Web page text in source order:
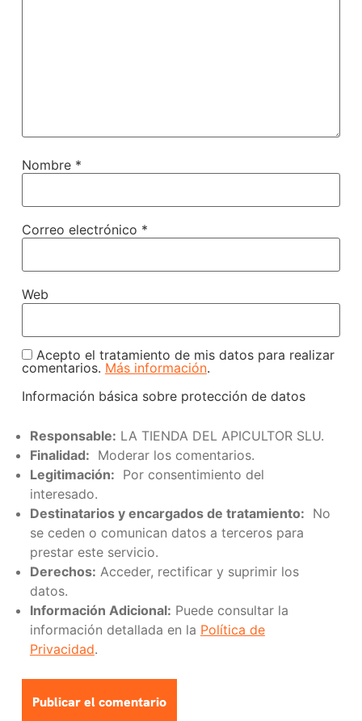
Nombre *
Correo electrónico *
Web
Acepto el tratamiento de mis datos para realizar
comentarios. Más información.
Información básica sobre protección de datos
Responsable: LA TIENDA DEL APICULTOR SLU.
Finalidad: Moderar los comentarios.
Legitimación: Por consentimiento del
interesado.
Destinatarios y encargados de tratamiento: No
se ceden o comunican datos a terceros para
prestar este servicio.
Derechos: Acceder, rectificar y suprimir los
datos.
Información Adicional: Puede consultar la
información detallada en la Política de
Privacidad.